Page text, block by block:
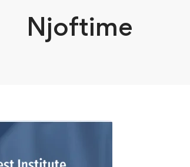
Njoftime